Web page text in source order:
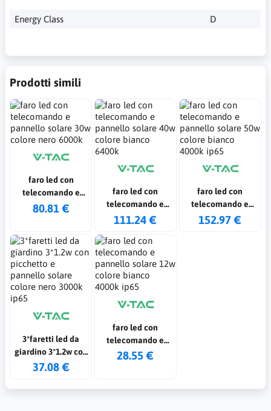
Energy Class D
Prodotti simili
faro led con
telecomando e
pannello solare
80.81 €
faro led con
telecomando e
pannello solare
6400k
111.24 €
faro led con
telecomando e
pannello solare
152.97 €
3*faretti led da
giardino 3*1.2w con
picchetto e
colore nero 3000k
37.08 €
faro led con
telecomando e
pannello solare
28.55 €